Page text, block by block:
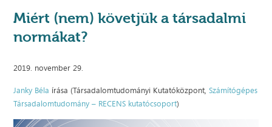
Miért (nem) követjük a társadalmi
normákat?
2019. november 29.
Janky Béla írása (Társadalomtudományi Kutatóközpont,Számítógépes
Társadalomtudomány – RECENS kutatócsoport)